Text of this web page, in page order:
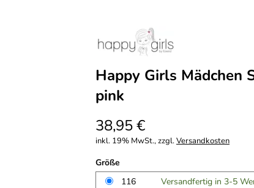
Happy Girls Mädchen
pink
38,95 €
inkl. 19% MwSt., zzgl.Versandkosten
Größe
116
Versandfertig in 3-5